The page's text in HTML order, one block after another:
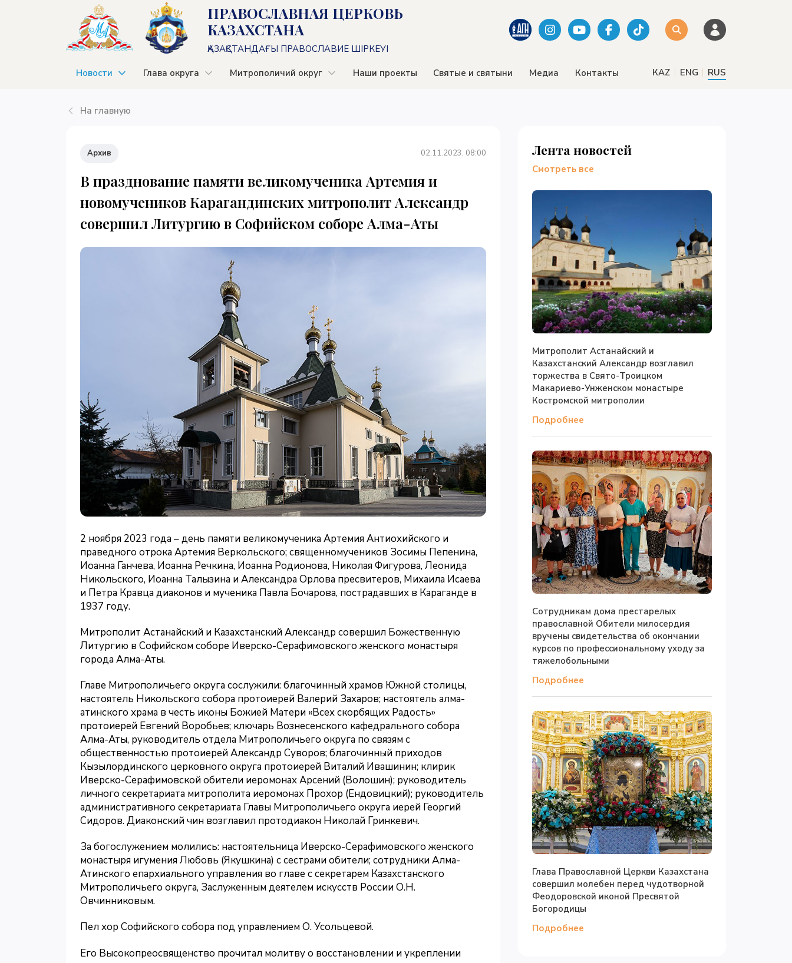
ПРАВОСЛАВНАЯ ЦЕРКОВЬ
КАЗАХСТАНА
ҚАЗАҚСТАНДАҒЫ ПРАВОСЛАВИЕ ШІРКЕУІ
Новости Глава округа Митрополичий округ Наши проекты Святые и святыни Медиа Контакты КАZ | ENG | RUS
На главную
Архив 02.11.2023, 08:00
В празднование памяти великомученика Артемия и
новомучеников Карагандинских митрополит Александр
совершил Литургию в Софийском соборе Алма-Аты
2 ноября 2023 года – день памяти великомученика Артемия Антиохийского и
праведного отрока Артемия Веркольского; священномучеников Зосимы Пепенина,
Иоанна Ганчева, Иоанна Речкина, Иоанна Родионова, Николая Фигурова, Леонида
Никольского, Иоанна Талызина и Александра Орлова пресвитеров, Михаила Исаева
и Петра Кравца диаконов и мученика Павла Бочарова, пострадавших в Караганде в
1937 году.
Митрополит Астанайский и Казахстанский Александр совершил Божественную
Литургию в Софийском соборе Иверско-Серафимовского женского монастыря
города Алма-Аты.
Главе Митрополичьего округа сослужили: благочинный храмов Южной столицы,
настоятель Никольского собора протоиерей Валерий Захаров; настоятель алма-
атинского храма в честь иконы Божией Матери «Всех скорбящих Радость»
протоиерей Евгений Воробьев; ключарь Вознесенского кафедрального собора
Алма-Аты, руководитель отдела Митрополичьего округа по связям с
общественностью протоиерей Александр Суворов; благочинный приходов
Кызылординского церковного округа протоиерей Виталий Ивашинин; клирик
Иверско-Серафимовской обители иеромонах Арсений (Волошин); руководитель
личного секретариата митрополита иеромонах Прохор (Ендовицкий); руководитель
административного секретариата Главы Митрополичьего округа иерей Георгий
Сидоров. Диаконский чин возглавил протодиакон Николай Гринкевич.
За богослужением молились: настоятельница Иверско-Серафимовского женского
монастыря игумения Любовь (Якушкина) с сестрами обители; сотрудники Алма-
Атинского епархиального управления во главе с секретарем Казахстанского
Митрополичьего округа, Заслуженным деятелем искусств России О.Н.
Овчинниковым.
Пел хор Софийского собора под управлением О. Усольцевой.
Его Высокопреосвященство прочитал молитву о восстановлении и укреплении
Лента новостей
Смотреть все
Митрополит Астанайский и
Казахстанский Александр возглавил
торжества в Свято-Троицком
Макариево-Унженском монастыре
Костромской митрополии
Подробнее
Сотрудникам дома престарелых
православной Обители милосердия
вручены свидетельства об окончании
курсов по профессиональному уходу за
тяжелобольными
Подробнее
Глава Православной Церкви Казахстана
совершил молебен перед чудотворной
Феодоровской иконой Пресвятой
Богородицы
Подробнее